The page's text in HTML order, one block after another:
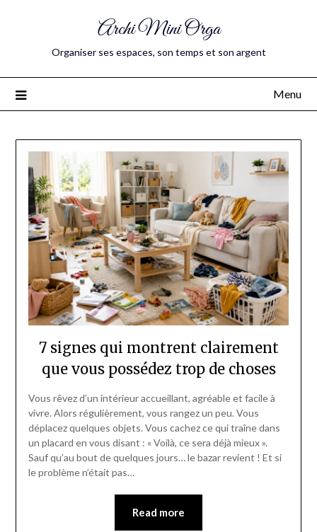
Archi Mini Orga
Organiser ses espaces, son temps et son argent
Menu
Blog
7 signes qui montrent clairement
que vous possédez trop de choses
Vous rêvez d’un intérieur accueillant, agréable et facile à
vivre. Alors régulièrement, vous rangez un peu. Vous
déplacez quelques objets. Vous cachez ce qui traîne dans
un placard en vous disant : « Voilà, ce sera déjà mieux ».
Sauf qu’au bout de quelques jours… le bazar revient ! Et si
le problème n’était pas…
Read more